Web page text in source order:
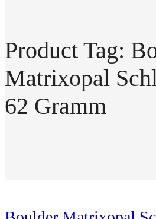
Product Tag:
Matrixopal
62 Gramm